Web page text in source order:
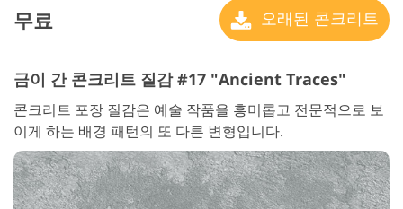
무료 오래된 콘크리트
금이 간 콘크리트 질감 #17 "Ancient Traces"
콘크리트 포장 질감은 예술 작품을 흥미롭고 전문적으로 보
이게 하는 배경 패턴의 또 다른 변형입니다.